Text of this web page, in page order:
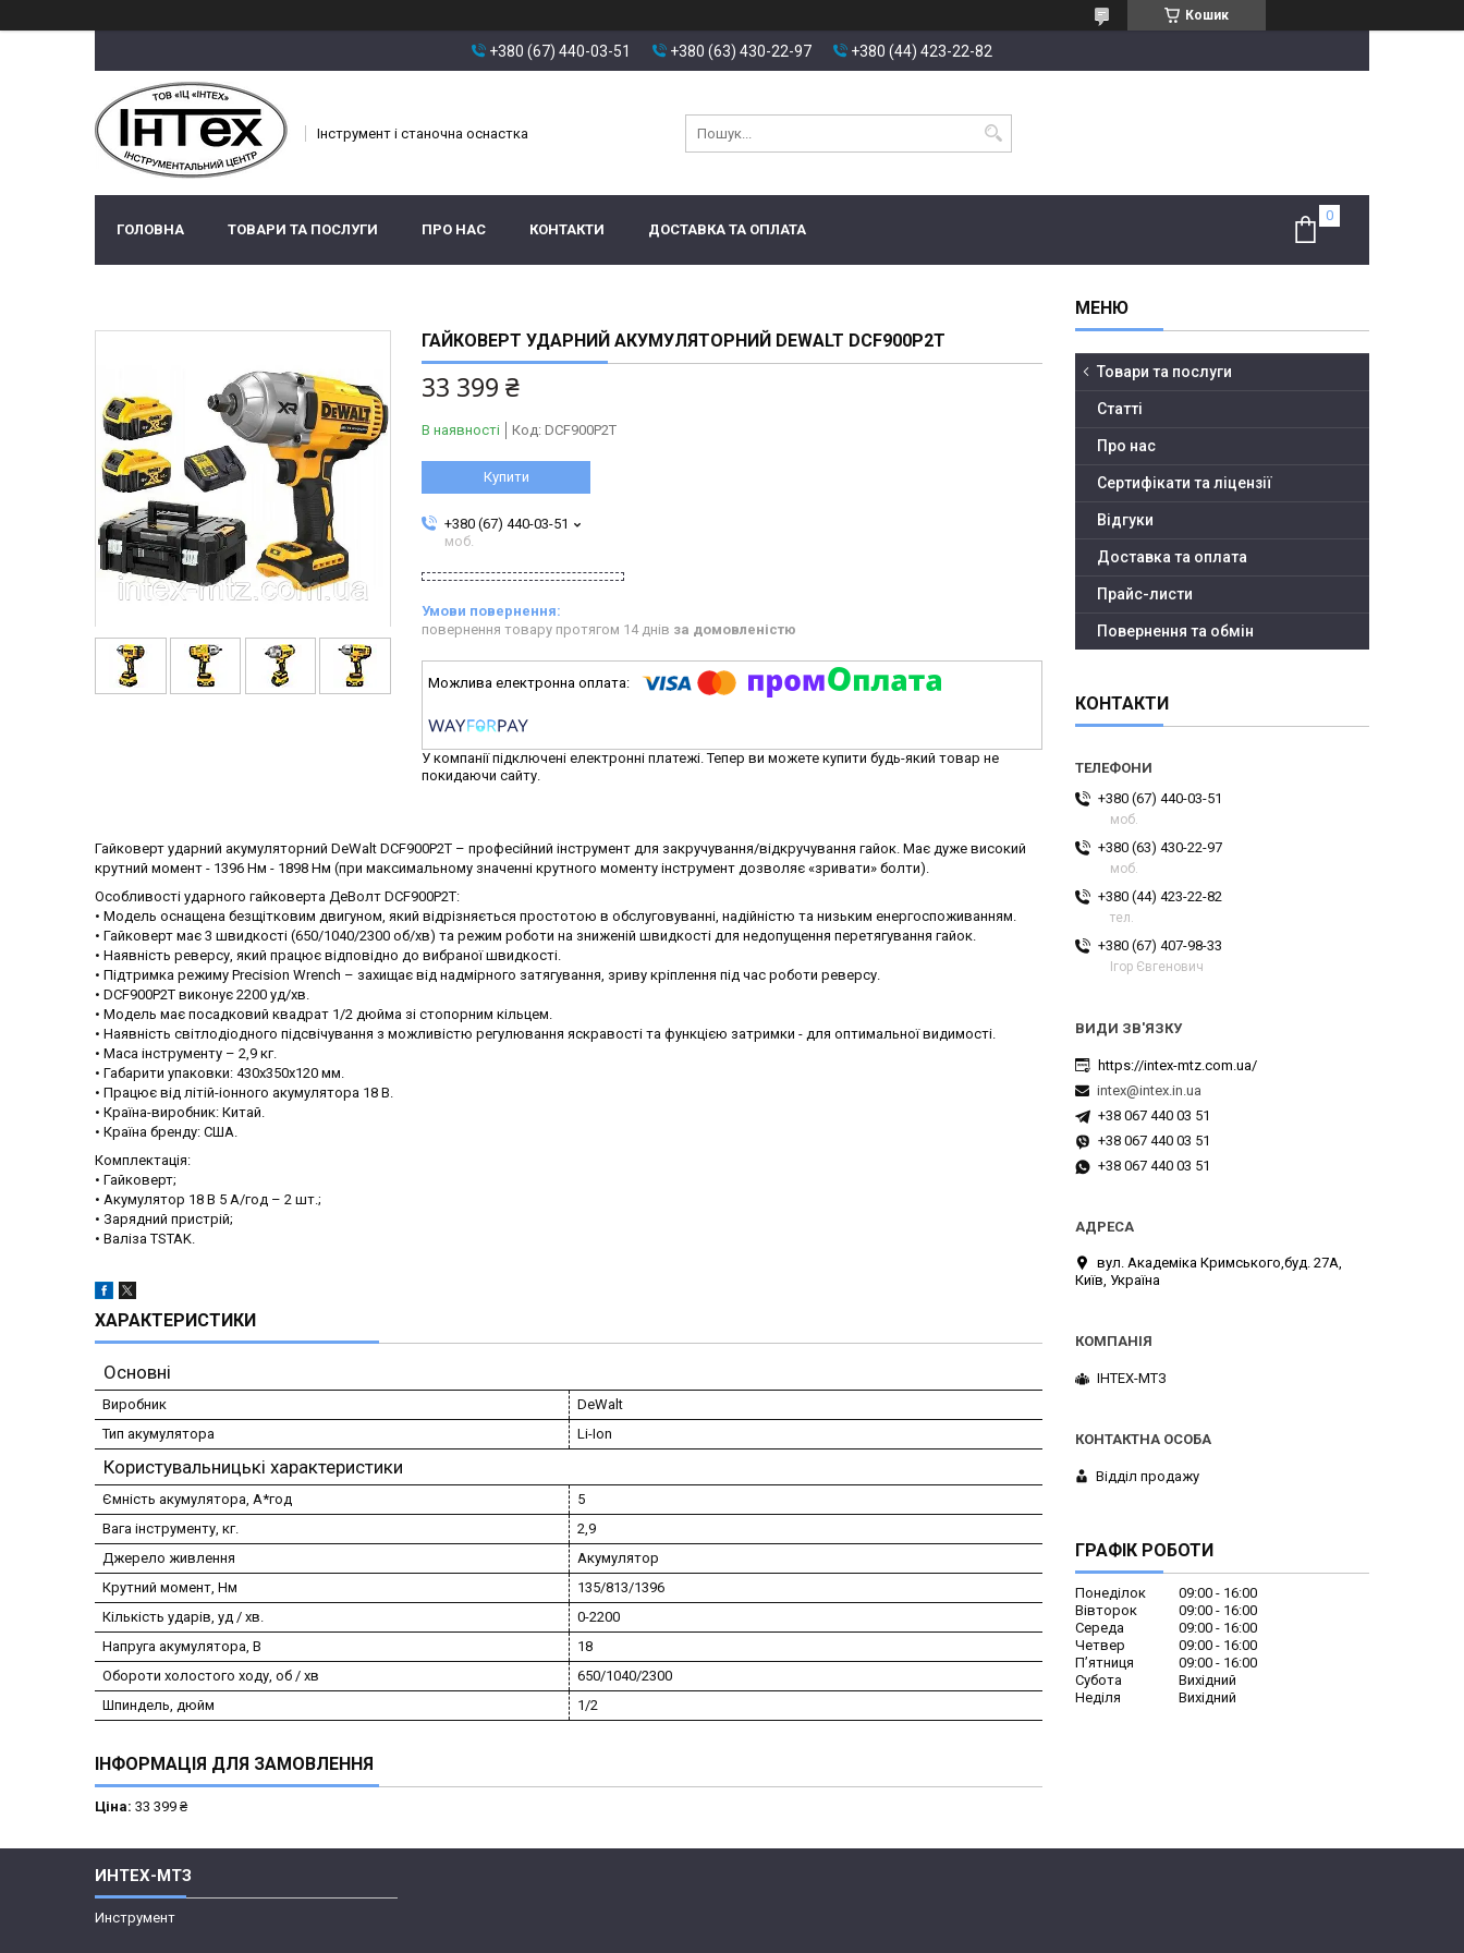
Кошик
+380 (67) 440-03-51 +380 (63) 430-22-97 +380 (44) 423-22-82
Інструмент і станочна оснастка
ГОЛОВНА ТОВАРИ ТА ПОСЛУГИ ПРО НАС КОНТАКТИ ДОСТАВКА ТА ОПЛАТА
ГАЙКОВЕРТ УДАРНИЙ АКУМУЛЯТОРНИЙ DEWALT DCF900P2T
33 399 ₴
В наявності Код: DCF900P2T
Купити
+380 (67) 440-03-51
моб.
повернення товару протягом 14 днів за домовленістю
У компанії підключені електронні платежі. Тепер ви можете купити будь-який товар не
покидаючи сайту.
Гайковерт ударний акумуляторний DeWalt DCF900P2T – професійний інструмент для закручування/відкручування гайок. Має дуже високий
крутний момент - 1396 Нм - 1898 Нм (при максимальному значенні крутного моменту інструмент дозволяє «зривати» болти).
Особливості ударного гайковерта ДеВолт DCF900P2T:
• Модель оснащена безщітковим двигуном, який відрізняється простотою в обслуговуванні, надійністю та низьким енергоспоживанням.
• Гайковерт має 3 швидкості (650/1040/2300 об/хв) та режим роботи на зниженій швидкості для недопущення перетягування гайок.
• Наявність реверсу, який працює відповідно до вибраної швидкості.
• Підтримка режиму Precision Wrench – захищає від надмірного затягування, зриву кріплення під час роботи реверсу.
• DCF900P2T виконує 2200 уд/хв.
• Модель має посадковий квадрат 1/2 дюйма зі стопорним кільцем.
• Наявність світлодіодного підсвічування з можливістю регулювання яскравості та функцією затримки - для оптимальної видимості.
• Маса інструменту – 2,9 кг.
• Габарити упаковки: 430х350х120 мм.
• Працює від літій-іонного акумулятора 18 В.
• Країна-виробник: Китай.
• Країна бренду: США.
Комплектація:
• Гайковерт;
• Акумулятор 18 В 5 А/год – 2 шт.;
• Зарядний пристрій;
• Валіза TSTAK.
ХАРАКТЕРИСТИКИ
Основні
Виробник
DeWalt
Тип акумулятора
Li-Ion
Користувальницькі характеристики
Ємність акумулятора, А*год
5
Вага інструменту, кг.
2,9
Джерело живлення
Акумулятор
Крутний момент, Нм
135/813/1396
Кількість ударів, уд / хв.
0-2200
Напруга акумулятора, В
18
Обороти холостого ходу, об / хв
650/1040/2300
Шпиндель, дюйм
1/2
ІНФОРМАЦІЯ ДЛЯ ЗАМОВЛЕННЯ
Ціна: 33 399 ₴
Товари та послуги
Статті
Про нас
Сертифікати та ліцензії
Відгуки
Доставка та оплата
Прайс-листи
Повернення та обмін
КОНТАКТИ
+380 (67) 440-03-51
моб.
+380 (63) 430-22-97
моб.
+380 (44) 423-22-82
тел.
+380 (67) 407-98-33
Ігор Євгенович
https://intex-mtz.com.ua/
intex@intex.in.ua
+38 067 440 03 51
+38 067 440 03 51
+38 067 440 03 51
вул. Академіка Кримського,буд. 27А,
Київ, Україна
ІНТЕХ-МТЗ
Відділ продажу
ГРАФІК РОБОТИ
Понеділок 09:00
16:00
Вівторок
09:00
16:00
Середа
09:00
16:00
Четвер
09:00
16:00
Пʼятниця
09:00
16:00
Субота
Вихідний
Неділя
Вихідний
ИНТЕХ-МТЗ
Инструмент